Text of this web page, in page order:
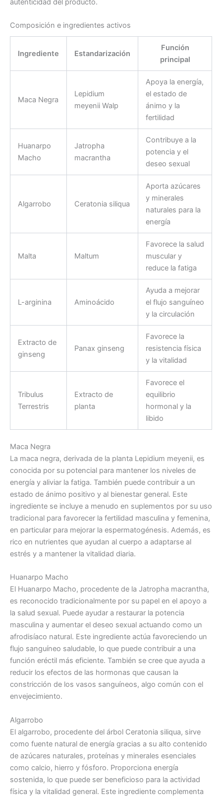
autenticidad del producto.
Composición e ingredientes activos
Ingrediente Estandarización
Función
principal
Maca Negra
Lepidium
meyenii Walp
Apoya la energía,
el estado de
ánimo y la
fertilidad
Huanarpo
Macho
Jatropha
macrantha
Contribuye a la
potencia y el
deseo sexual
Algarrobo Ceratonia siliqua
Aporta azúcares
y minerales
naturales para la
energía
Malta Maltum
Favorece la salud
muscular y
reduce la fatiga
L-arginina Aminoácido
Ayuda a mejorar
el flujo sanguíneo
y la circulación
Extracto de
ginseng
Panax ginseng
Favorece la
resistencia física
y la vitalidad
Tribulus
Terrestris
Extracto de
planta
Favorece el
equilibrio
hormonal y la
libido
Maca Negra
La maca negra, derivada de la planta Lepidium meyenii, es
conocida por su potencial para mantener los niveles de
energía y aliviar la fatiga. También puede contribuir a un
estado de ánimo positivo y al bienestar general. Este
ingrediente se incluye a menudo en suplementos por su uso
tradicional para favorecer la fertilidad masculina y femenina,
en particular para mejorar la espermatogénesis. Además, es
rico en nutrientes que ayudan al cuerpo a adaptarse al
estrés y a mantener la vitalidad diaria.
Huanarpo Macho
El Huanarpo Macho, procedente de la Jatropha macrantha,
es reconocido tradicionalmente por su papel en el apoyo a
la salud sexual. Puede ayudar a restaurar la potencia
masculina y aumentar el deseo sexual actuando como un
afrodisíaco natural. Este ingrediente actúa favoreciendo un
flujo sanguíneo saludable, lo que puede contribuir a una
función eréctil más eficiente. También se cree que ayuda a
reducir los efectos de las hormonas que causan la
constricción de los vasos sanguíneos, algo común con el
envejecimiento.
Algarrobo
El algarrobo, procedente del árbol Ceratonia siliqua, sirve
como fuente natural de energía gracias a su alto contenido
de azúcares naturales, proteínas y minerales esenciales
como calcio, hierro y fósforo. Proporciona energía
sostenida, lo que puede ser beneficioso para la actividad
física y la vitalidad general. Este ingrediente complementa